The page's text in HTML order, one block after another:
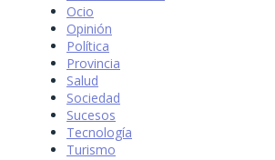
Ocio
Opinión
Política
Provincia
Salud
Sociedad
Sucesos
Tecnología
Turismo